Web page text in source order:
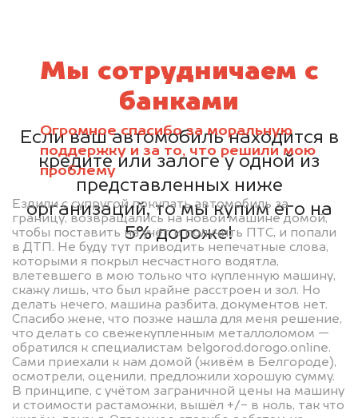
Огромное спасибо за моральную
поддержку и за то, что решили мою
проблему
Ездили с супругой покупать автомобиль за
границу, возвращались на новой машине домой,
чтобы поставить на учёт и получить ПТС, и попали
в ДТП. Не буду тут приводить непечатные слова,
которыми я покрыл несчастного водятла,
влетевшего в мою только что купленную машину,
скажу лишь, что был крайне расстроен и зол. Но
делать нечего, машина разбита, документов нет.
Спасибо жене, что позже нашла для меня решение,
что делать со свежекупленным металлоломом —
обратился к специалистам belgorod.dorogo.online.
Сами приехали к нам домой (живём в Белгороде),
осмотрели, оценили, предложили хорошую сумму.
В принципе, с учётом заграничной цены на машину
и стоимости растаможки, вышёл +/- в ноль, так что
Мы сотрудничаем с
банками
Если ваш автомобиль находится в
кредите или залоге у одной из
представленных ниже
организаций, то мы купим его на
5% дороже!